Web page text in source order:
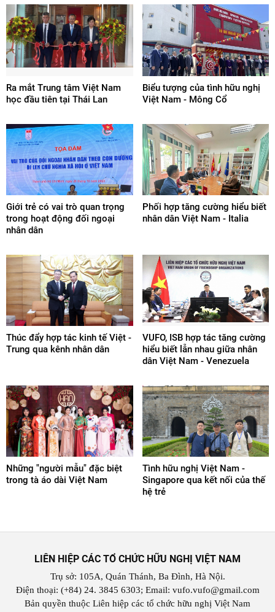
Ra mắt Trung tâm Việt Nam
học đầu tiên tại Thái Lan
Biểu tượng của tình hữu nghị
Việt Nam - Mông Cổ
Giới trẻ có vai trò quan trọng
trong hoạt động đối ngoại
nhân dân
Phối hợp tăng cường hiểu biết
nhân dân Việt Nam - Italia
Thúc đẩy hợp tác kinh tế Việt -
Trung qua kênh nhân dân
VUFO, ISB hợp tác tăng cường
hiểu biết lẫn nhau giữa nhân
dân Việt Nam - Venezuela
Những "người mẫu" đặc biệt
trong tà áo dài Việt Nam
Tình hữu nghị Việt Nam -
Singapore qua kết nối của thế
hệ trẻ
LIÊN HIỆP CÁC TỔ CHỨC HỮU NGHỊ VIỆT NAM
Trụ sở: 105A, Quán Thánh, Ba Đình, Hà Nội.
Điện thoại: (+84) 24. 3845 6303; Email: vufo.vufo@gmail.com
Bản quyền thuộc Liên hiệp các tổ chức hữu nghị Việt Nam